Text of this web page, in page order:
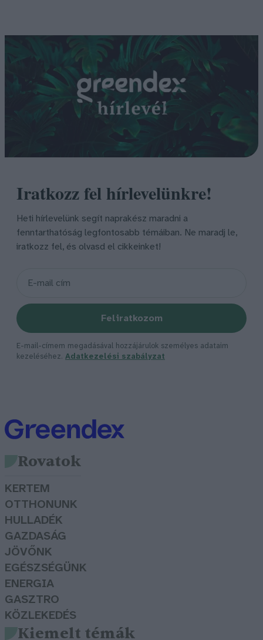
Iratkozz fel hírlevelünkre!
Heti hírlevelünk segít naprakész maradni a
fenntarthatóság legfontosabb témáiban. Ne maradj le,
iratkozz fel, és olvasd el cikkeinket!
Feliratkozom
E-mail-címem megadásával hozzájárulok személyes adataim
kezeléséhez. Adatkezelési szabályzat
Rovatok
KERTEM
OTTHONUNK
HULLADÉK
GAZDASÁG
JÖVŐNK
EGÉSZSÉGÜNK
ENERGIA
GASZTRO
KÖZLEKEDÉS
Kiemelt témák